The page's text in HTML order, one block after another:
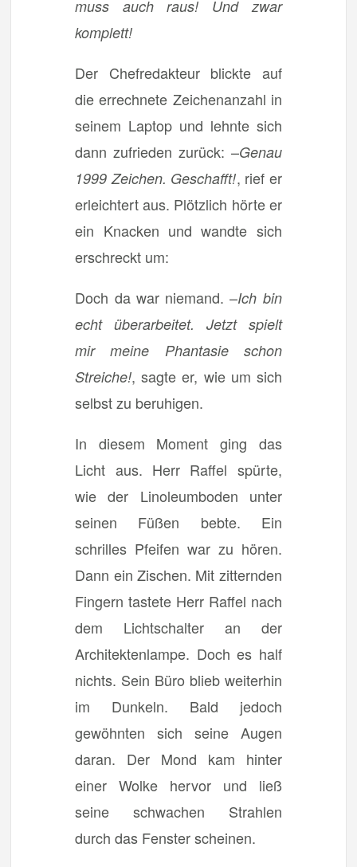
muss auch raus! Und zwar
komplett!
Der Chefredakteur blickte auf
die errechnete Zeichenanzahl in
seinem Laptop und lehnte sich
dann zufrieden zurück: –Genau
1999 Zeichen. Geschafft!, rief er
erleichtert aus. Plötzlich hörte er
ein Knacken und wandte sich
erschreckt um:
Doch da war niemand. –Ich bin
echt überarbeitet. Jetzt spielt
mir meine Phantasie schon
Streiche!, sagte er, wie um sich
selbst zu beruhigen.
In diesem Moment ging das
Licht aus. Herr Raffel spürte,
wie der Linoleumboden unter
seinen Füßen bebte. Ein
schrilles Pfeifen war zu hören.
Dann ein Zischen. Mit zitternden
Fingern tastete Herr Raffel nach
dem Lichtschalter an der
Architektenlampe. Doch es half
nichts. Sein Büro blieb weiterhin
im Dunkeln. Bald jedoch
gewöhnten sich seine Augen
daran. Der Mond kam hinter
einer Wolke hervor und ließ
seine schwachen Strahlen
durch das Fenster scheinen.